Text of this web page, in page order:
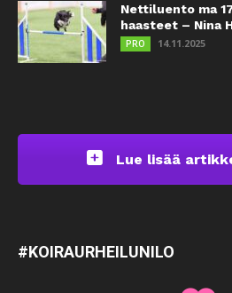
Nettiluento ma
haasteet – Nina
PRO 14.11.2025
Lue lisää
#KOIRAURHEILUNILO